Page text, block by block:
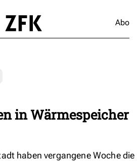
Abo
in Wärmespeicher
haben vergangene Woche die